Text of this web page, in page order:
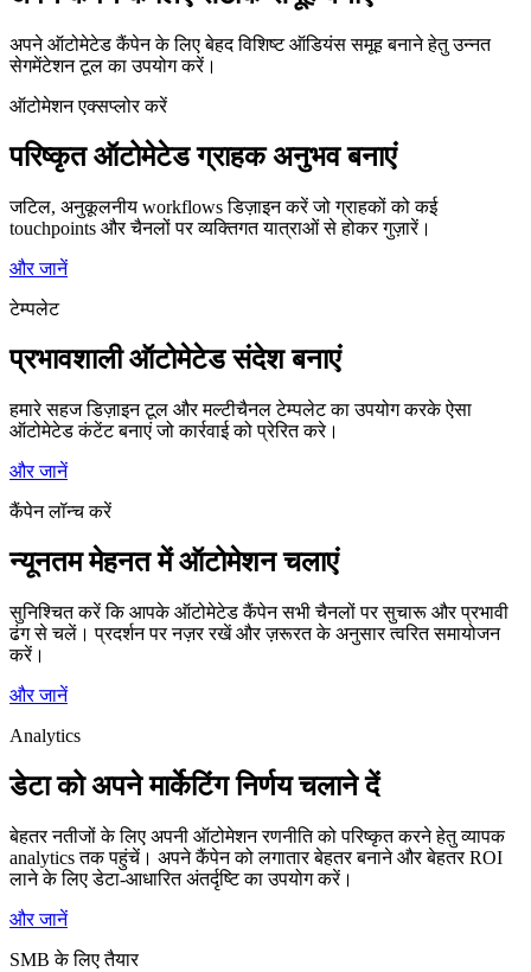
अपने ऑटोमेटेड कैंपेन के लिए बेहद विशिष्ट ऑडियंस समूह बनाने हेतु उन्नत
सेगमेंटेशन टूल का उपयोग करें।
ऑटोमेशन एक्सप्लोर करें
परिष्कृत ऑटोमेटेड ग्राहक अनुभव बनाएं
जटिल, अनुकूलनीय workflows डिज़ाइन करें जो ग्राहकों को कई
touchpoints और चैनलों पर व्यक्तिगत यात्राओं से होकर गुज़ारें।
और जानें
टेम्पलेट
प्रभावशाली ऑटोमेटेड संदेश बनाएं
हमारे सहज डिज़ाइन टूल और मल्टीचैनल टेम्पलेट का उपयोग करके ऐसा
ऑटोमेटेड कंटेंट बनाएं जो कार्रवाई को प्रेरित करे।
और जानें
कैंपेन लॉन्च करें
न्यूनतम मेहनत में ऑटोमेशन चलाएं
सुनिश्चित करें कि आपके ऑटोमेटेड कैंपेन सभी चैनलों पर सुचारू और प्रभावी
ढंग से चलें। प्रदर्शन पर नज़र रखें और ज़रूरत के अनुसार त्वरित समायोजन
करें।
और जानें
Analytics
डेटा को अपने मार्केटिंग निर्णय चलाने दें
बेहतर नतीजों के लिए अपनी ऑटोमेशन रणनीति को परिष्कृत करने हेतु व्यापक
analytics तक पहुंचें। अपने कैंपेन को लगातार बेहतर बनाने और बेहतर ROI
लाने के लिए डेटा-आधारित अंतर्दृष्टि का उपयोग करें।
और जानें
SMB के लिए तैयार